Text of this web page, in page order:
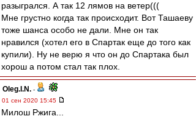
разыгрался. А так 12 лямов на ветер(((
Мне грустно когда так происходит. Вот Ташаеву
тоже шанса особо не дали. Мне он так
нравился (хотел его в Спартак еще до того как
купили). Ну не верю я что он до Спартака был
хорош а потом стал так плох.
Oleg.I.N. -
01 сен 2020 15:45
Милош Ржига...